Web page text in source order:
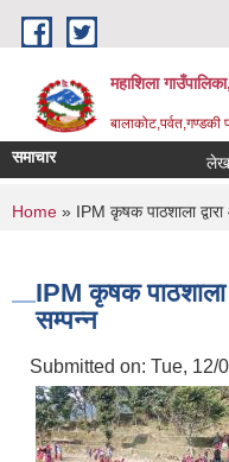
Skip to main content
महाशिला
समाचार लेखा
You are here
Home » IPM कृषक पाठशाला
IPM कृषक पाठशाला
सम्पन्न
Submitted on: Tue, 12/